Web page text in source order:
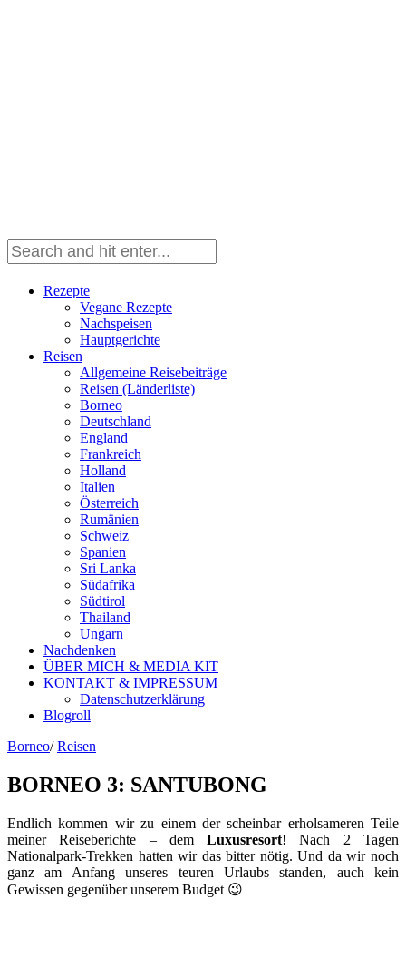
Rezepte
Vegane Rezepte
Nachspeisen
Hauptgerichte
Reisen
Allgemeine Reisebeiträge
Reisen (Länderliste)
Borneo
Deutschland
England
Frankreich
Holland
Italien
Österreich
Rumänien
Schweiz
Spanien
Sri Lanka
Südafrika
Südtirol
Thailand
Ungarn
Nachdenken
ÜBER MICH & MEDIA KIT
KONTAKT & IMPRESSUM
Datenschutzerklärung
Blogroll
Borneo/ Reisen
BORNEO 3: SANTUBONG
Endlich kommen wir zu einem der scheinbar erholsameren Teile
meiner Reiseberichte – demLuxusresort! Nach 2 Tagen
Nationalpark-Trekken hatten wir das bitter nötig. Und da wir noch
ganz am Anfang unseres teuren Urlaubs standen, auch kein
Gewissen gegenüber unserem Budget 😉